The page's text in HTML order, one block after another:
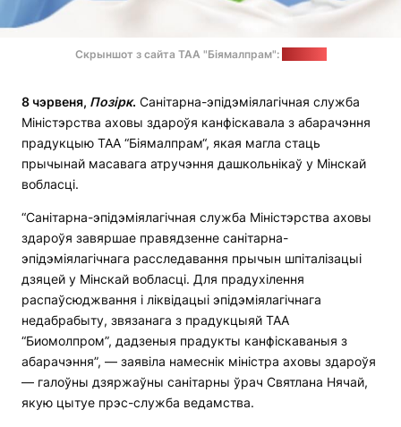
Скрыншот з сайта ТАА "Біямалпрам":
8 чэрвеня, Позірк. Санітарна-эпідэміялагічная служба
Міністэрства аховы здароўя канфіскавала з абарачэння
прадукцыю ТАА “Біямалпрам“, якая магла стаць
прычынай масавага атручэння дашкольнікаў у Мінскай
вобласці.
“Санітарна-эпідэміялагічная служба Міністэрства аховы
здароўя завяршае правядзенне санітарна-
эпідэміялагічнага расследавання прычын шпіталізацыі
дзяцей у Мінскай вобласці. Для прадухілення
распаўсюджвання і ліквідацыі эпідэміялагічнага
недабрабыту, звязанага з прадукцыяй ТАА
“Биомолпром”, дадзеныя прадукты канфіскаваныя з
абарачэння”, — заявіла намеснік міністра аховы здароўя
— галоўны дзяржаўны санітарны ўрач Святлана Нячай,
якую цытуе прэс-служба ведамства.